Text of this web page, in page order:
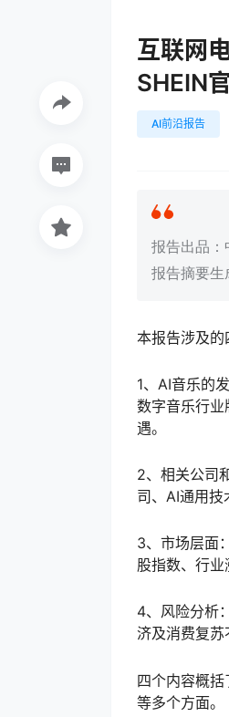
互联网
SHEIN
AI前沿报告
报告出品：
报告摘要生
本报告涉及的
1、AI音乐的
数字音乐行
遇。
2、相关公司
司、AI通用技
3、市场层面
股指数、行业
4、风险分析
济及消费复苏
四个内容概
等多个方面。